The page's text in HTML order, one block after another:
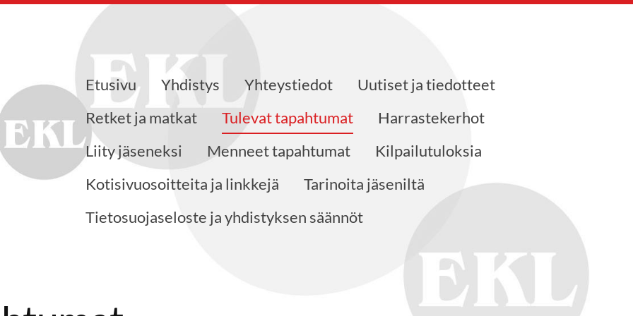
ry
Etusivu Yhdistys Yhteystiedot
Uutiset ja tiedotteet
Retket ja matkat
Tulevat tapahtumat
Harrastekerhot
Liity jäseneksi
Menneet tapahtumat
Kilpailutuloksia
Kotisivuosoitteita ja linkkejä
Tarinoita jäseniltä
Tietosuojaseloste ja yhdistyksen säännöt